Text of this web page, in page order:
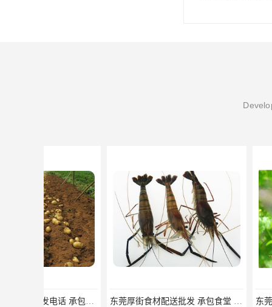
东莞厚街食材配送批发 承包食堂 蔬菜基地 新鲜配送